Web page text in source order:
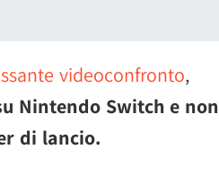
videoconfronto,
Nintendo Switch e non
di lancio.